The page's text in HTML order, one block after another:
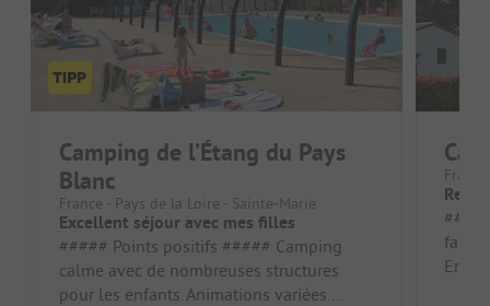
Camping de l’Étang du Pays
Blanc
France - Pays de la Loire - Sainte-Marie
Excellent séjour avec mes filles
##### Points positifs ##### Camping
calme avec de nombreuses structures
pour les enfants. Animations variées.
#####